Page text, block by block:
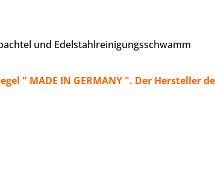
und Edelstahlreinigungsschwamm
" MADE IN GERMANY ". Der Hersteller